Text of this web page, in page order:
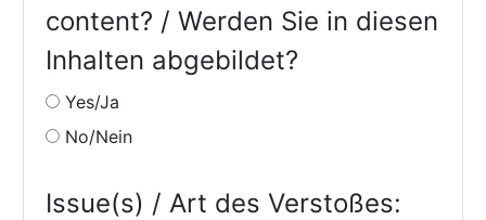
content? / Werden Sie in diesen
Inhalten abgebildet?
Yes/Ja
No/Nein
Issue(s) / Art des Verstoßes: